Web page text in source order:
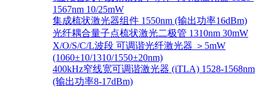
1567nm 10/25mW
集成梳状激光器组件 1550nm (输出功率16dBm)
光纤耦合量子点梳状激光二极管 1310nm 30mW
X/O/S/C/L波段 可调谐光纤激光器 ＞5mW
(1060±10/1310/1550±20nm)
400kHz窄线宽可调谐激光器 (iTLA) 1528-1568nm
(输出功率8-17dBm)